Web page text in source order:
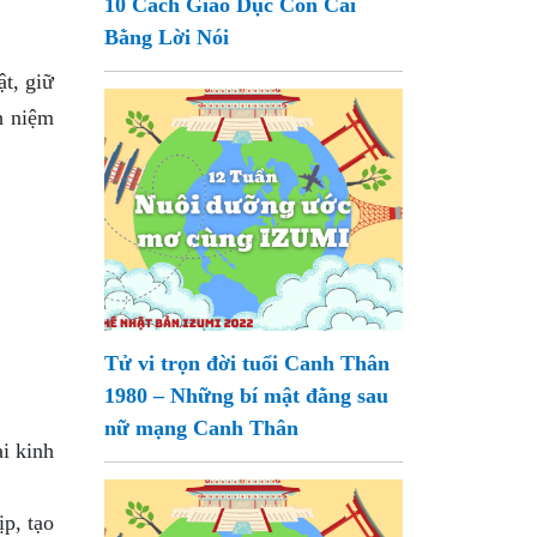
giữ
niệm
kinh
tạo
10 Cách Giáo Dục Con Cái
Bằng Lời Nói
Tử vi trọn đời tuổi Canh Thân
1980 – Những bí mật đằng sau
nữ mạng Canh Thân